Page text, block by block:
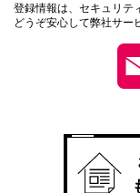
登録情報は、セキュリテ
どうぞ安心して弊社サー